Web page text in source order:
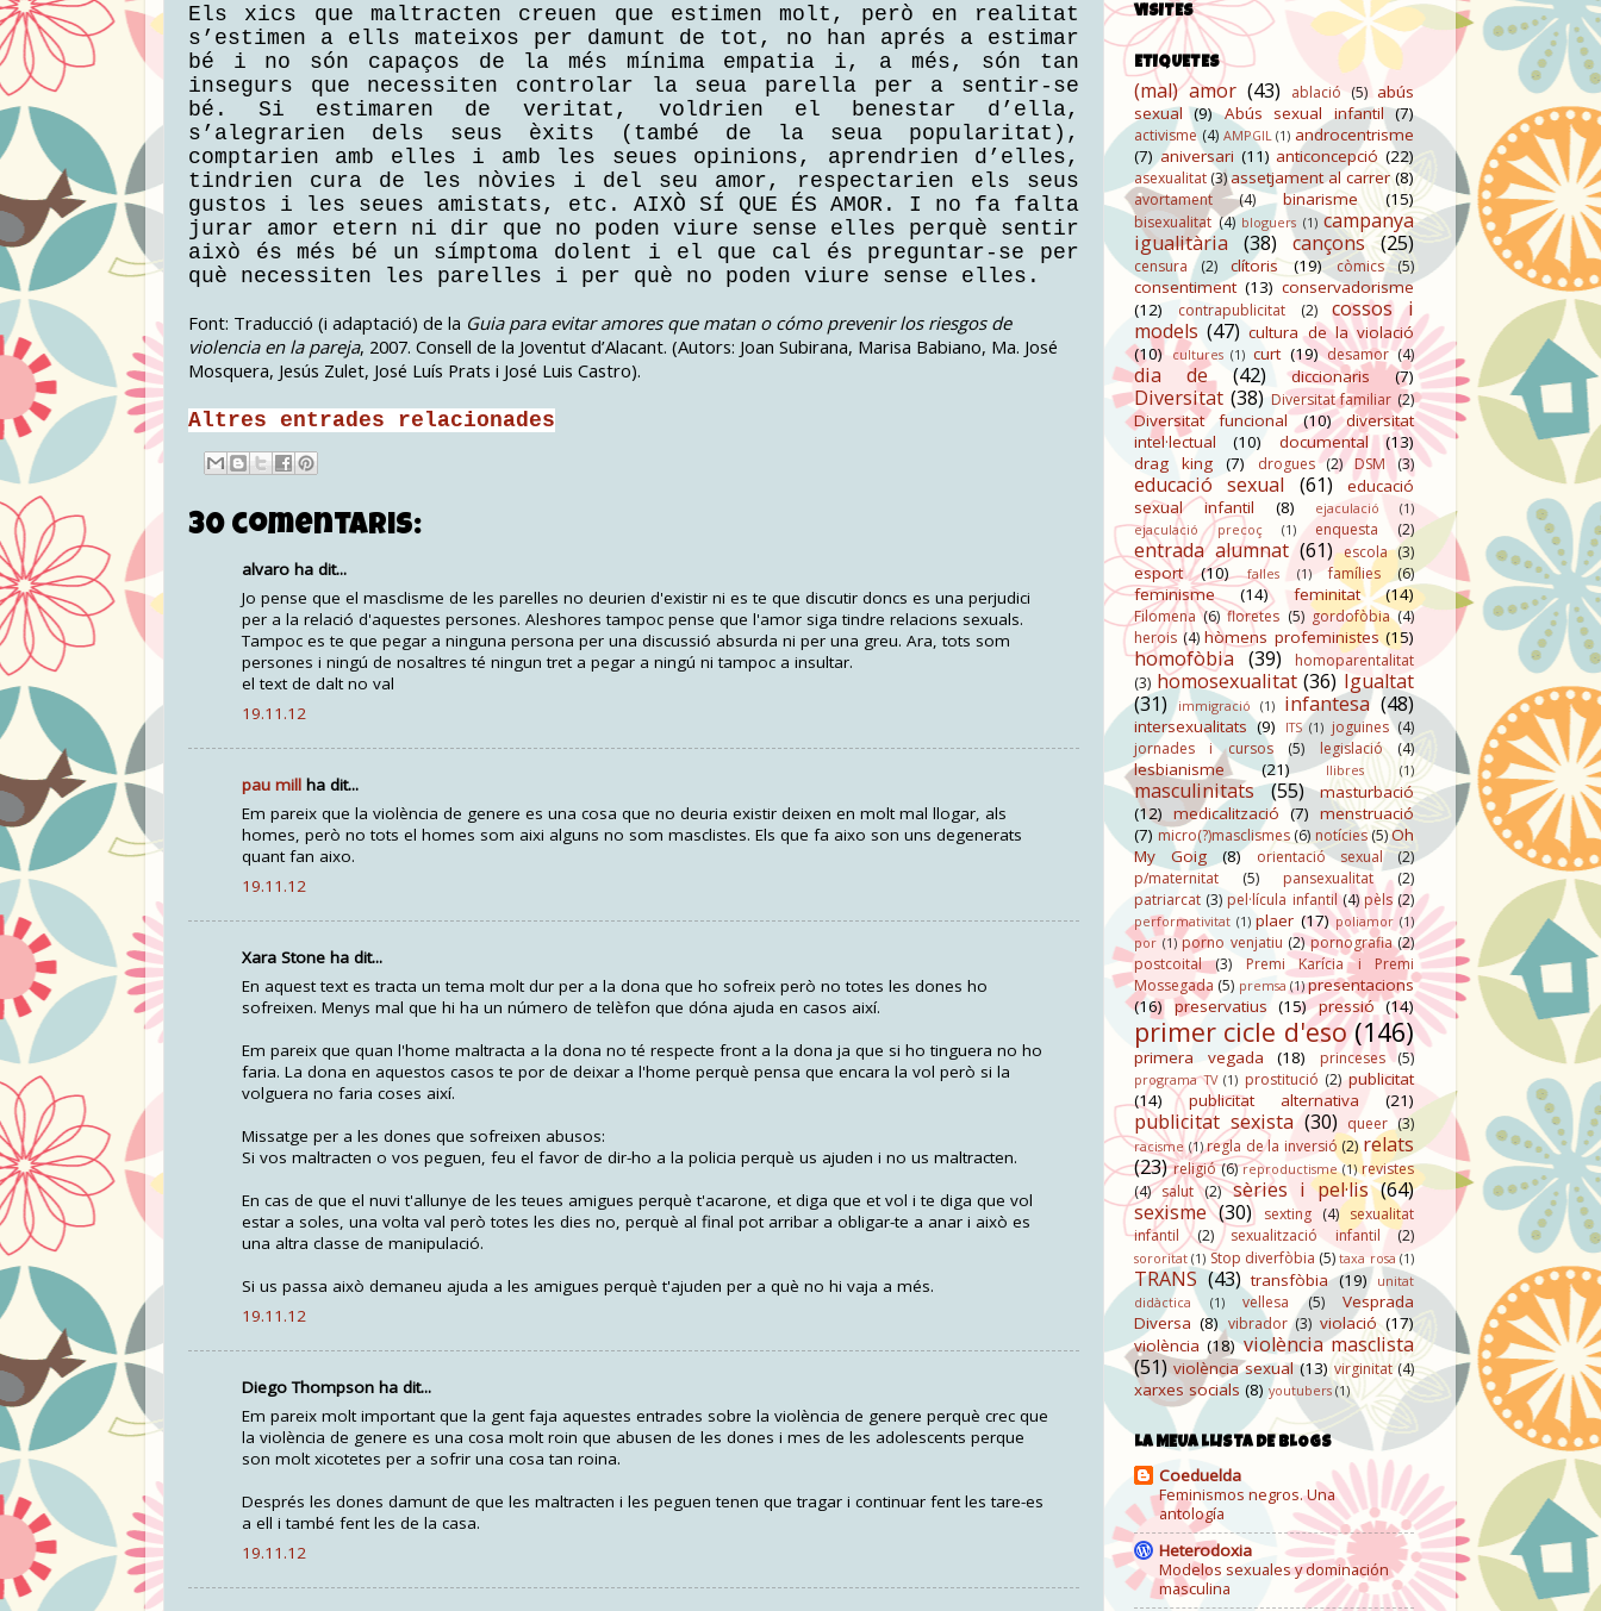
Els xics que maltracten creuen que estimen molt, però en realitat
s’estimen a ells mateixos per damunt de tot, no han aprés a estimar
bé i no són capaços de la més mínima empatia i, a més, són tan
insegurs que necessiten controlar la seua parella per a sentir-se
bé. Si estimaren de veritat, voldrien el benestar d’ella,
s’alegrarien dels seus èxits (també de la seua popularitat),
comptarien amb elles i amb les seues opinions, aprendrien d’elles,
tindrien cura de les nòvies i del seu amor, respectarien els seus
gustos i les seues amistats, etc. AIXÒ SÍ QUE ÉS AMOR. I no fa falta
jurar amor etern ni dir que no poden viure sense elles perquè sentir
això és més bé un símptoma dolent i el que cal és preguntar-se per
què necessiten les parelles i per què no poden viure sense elles.
Font: Traducció (i adaptació) de la Guia para evitar amores que matan o cómo prevenir los riesgos de
violencia en la pareja, 2007. Consell de la Joventut d’Alacant. (Autors: Joan Subirana, Marisa Babiano, Ma. José
Mosquera, Jesús Zulet, José Luís Prats i José Luis Castro).
Altres entrades relacionades
30 comentaris:
alvaro ha dit...
Jo pense que el masclisme de les parelles no deurien d'existir ni es te que discutir doncs es una perjudici
per a la relació d'aquestes persones. Aleshores tampoc pense que l'amor siga tindre relacions sexuals.
Tampoc es te que pegar a ninguna persona per una discussió absurda ni per una greu. Ara, tots som
persones i ningú de nosaltres té ningun tret a pegar a ningú ni tampoc a insultar.
el text de dalt no val
19.11.12
pau mill ha dit...
Em pareix que la violència de genere es una cosa que no deuria existir deixen en molt mal llogar, als
homes, però no tots el homes som aixi alguns no som masclistes. Els que fa aixo son uns degenerats
quant fan aixo.
19.11.12
Xara Stone ha dit...
En aquest text es tracta un tema molt dur per a la dona que ho sofreix però no totes les dones ho
sofreixen. Menys mal que hi ha un número de telèfon que dóna ajuda en casos així.
Em pareix que quan l'home maltracta a la dona no té respecte front a la dona ja que si ho tinguera no ho
faria. La dona en aquestos casos te por de deixar a l'home perquè pensa que encara la vol però si la
volguera no faria coses així.
Missatge per a les dones que sofreixen abusos:
Si vos maltracten o vos peguen, feu el favor de dir-ho a la policia perquè us ajuden i no us maltracten.
En cas de que el nuvi t'allunye de les teues amigues perquè t'acarone, et diga que et vol i te diga que vol
estar a soles, una volta val però totes les dies no, perquè al final pot arribar a obligar-te a anar i això es
una altra classe de manipulació.
Si us passa això demaneu ajuda a les amigues perquè t'ajuden per a què no hi vaja a més.
19.11.12
Diego Thompson ha dit...
Em pareix molt important que la gent faja aquestes entrades sobre la violència de genere perquè crec que
la violència de genere es una cosa molt roin que abusen de les dones i mes de les adolescents perque
son molt xicotetes per a sofrir una cosa tan roina.
Després les dones damunt de que les maltracten i les peguen tenen que tragar i continuar fent les tare-es
a ell i també fent les de la casa.
19.11.12
VISITES
ETIQUETES
(mal) amor (43) ablació (5) abús
sexual (9) Abús sexual infantil (7)
activisme (4) AMPGIL (1) androcentrisme
(7) aniversari (11) anticoncepció (22)
asexualitat (3)assetjament al carrer (8)
avortament (4) binarisme (15)
bisexualitat (4) bloguers (1) campanya
igualitària
(38) cançons (25)
censura (2) clítoris (19) còmics (5)
consentiment (13) conservadorisme
(12)
contrapublicitat (2)
cossos i
models (47) cultura de la violació
(10) cultures (1) curt (19) desamor (4)
dia de (42) diccionaris (7)
Diversitat (38) Diversitat familiar (2)
Diversitat funcional (10)
diversitat
intel·lectual
(10) documental
(13)
drag king
(7) drogues (2) DSM (3)
educació sexual (61)
educació
sexual infantil
(8) ejaculació
(1)
ejaculació precoç
(1) enquesta (2)
entrada alumnat (61) escola (3)
esport (10) falles (1) famílies (6)
feminisme (14) feminitat (14)
Filomena (6) floretes (5) gordofòbia (4)
herois (4) hòmens profeministes (15)
homofòbia (39)
homoparentalitat
(3) homosexualitat (36) Igualtat
(31)
immigració (1) infantesa (48)
intersexualitats (9) ITS (1) joguines (4)
jornades i cursos
(5) legislació (4)
lesbianisme (21) llibres (1)
masculinitats (55)
masturbació
(12) medicalització (7) menstruació
(7) micro(?)masclismes (6) notícies(5)Oh
My Goig
(8) orientació sexual
(2)
p/maternitat
(5) pansexualitat
(2)
patriarcat (3) pel·lícula infantil (4) pèls (2)
performativitat (1) plaer (17) poliamor (1)
por (1) porno venjatiu (2) pornografia (2)
postcoital
(3)
Premi Karícia i Premi
Mossegada (5) premsa (1) presentacions
(16) preservatius (15) pressió (14)
primer cicle d'eso (146)
primera vegada (18) princeses (5)
programa TV (1) prostitució (2) publicitat
(14)
publicitat alternativa (21)
publicitat sexista (30) queer (3)
racisme (1) regla de la inversió (2) relats
(23) religió (6) reproductisme (1) revistes
(4) salut (2) sèries i pel·lis (64)
sexisme (30) sexting (4) sexualitat
infantil
(2) sexualització infantil (2)
sororitat (1) Stop diverfòbia (5) taxa rosa (1)
TRANS (43) transfòbia (19)
unitat
didàctica
(1) vellesa (5)
Vesprada
Diversa (8) vibrador (3) violació (17)
violència (18) violència masclista
(51) violència sexual (13) virginitat (4)
xarxes socials (8) youtubers (1)
LA MEUA LLISTA DE BLOGS
Coeduelda
Feminismos negros. Una
antología
Heterodoxia
Modelos sexuales y dominación
masculina